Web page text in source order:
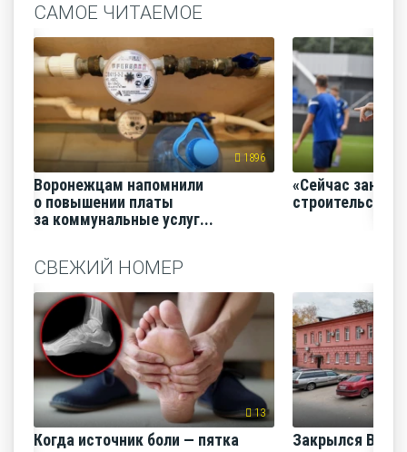
САМОЕ ЧИТАЕМОЕ
1896
Воронежцам напомнили
о повышении платы
за коммунальные услуг...
«Сейчас
СВЕЖИЙ НОМЕР
13
Когда источник боли — пятка
Закрылся